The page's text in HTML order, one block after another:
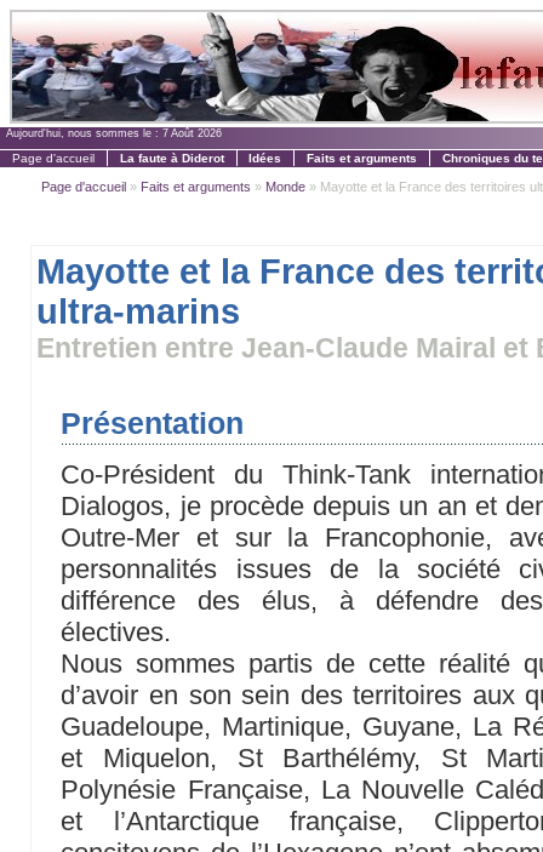
Aujourd'hui, nous sommes le : 7 Août 2026
Page d'accueil La faute à Diderot Idées Faits et arguments Chroniques du
Page d'accueil » Faits et arguments » Monde » Mayotte et la France des territoires
Mayotte et la France des
ultra-marins
Entretien entre Jean-Claude Mairal et
Présentation
Co-Président du Think-Tank
Dialogos, je procède depuis un an et
Outre-Mer et sur la Francophonie,
personnalités issues de la société
différence des élus, à défendre
électives.
Nous sommes partis de cette réalité
d’avoir en son sein des territoires aux
Guadeloupe, Martinique, Guyane, La
et Miquelon, St Barthélémy, St
Polynésie Française, La Nouvelle
et l’Antarctique française,